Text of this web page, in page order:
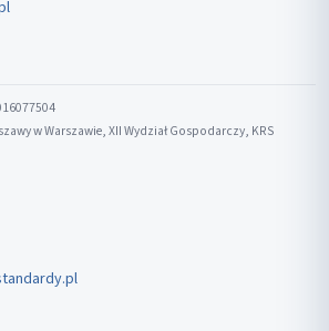
w Warszawie, XII Wydział Gospodarczy, KRS